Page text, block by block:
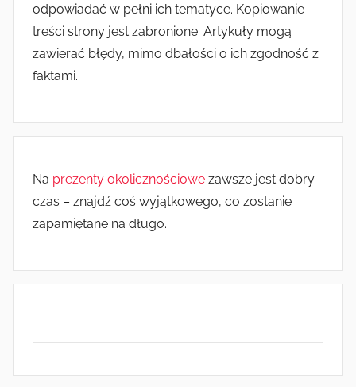
odpowiadać w pełni ich tematyce. Kopiowanie
treści strony jest zabronione. Artykuły mogą
zawierać błędy, mimo dbałości o ich zgodność z
faktami.
Na prezenty okolicznościowe zawsze jest dobry
czas – znajdź coś wyjątkowego, co zostanie
zapamiętane na długo.